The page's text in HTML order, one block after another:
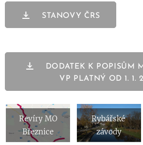
STANOVY ČRS
DODATEK K POPISŮM
VP PLATNÝ OD 1. 1.
Revíry MO
Březnice
Rybářské
závody